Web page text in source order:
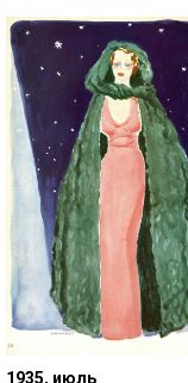
1935, июль